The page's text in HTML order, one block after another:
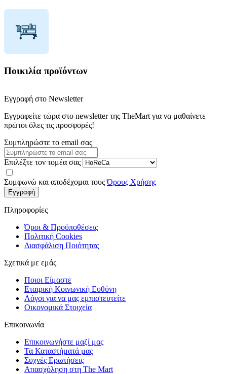
Ποικιλία προϊόντων
Εγγραφή στο Newsletter
Εγγραφείτε τώρα στο newsletter της TheMart για να μαθαίνετε
πρώτοι όλες τις προσφορές!
Συμπληρώστε το email σας
Επιλέξτε τον τομέα σας
Συμφωνώ και αποδέχομαι τουςΌρους Χρήσης
Εγγραφή
Πληροφορίες
Όροι & Προϋποθέσεις
Πολιτική Cookies
Διασφάλιση Ποιότητας
Σχετικά με εμάς
Ποιοι Είμαστε
Εταιρική Κοινωνική Ευθύνη
Λόγοι για να μας εμπιστευτείτε
Οικονομικά Στοιχεία
Επικοινωνία
Επικοινωνήστε μαζί μας
Τα Καταστήματά μας
Συχνές Ερωτήσεις
Απασχόληση στη The Mart